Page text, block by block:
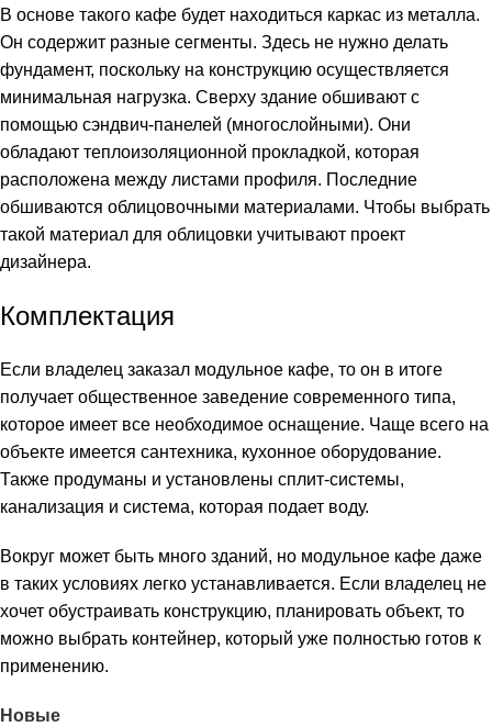
В основе такого кафе будет находиться каркас из металла.
Он содержит разные сегменты. Здесь не нужно делать
фундамент, поскольку на конструкцию осуществляется
минимальная нагрузка. Сверху здание обшивают с
помощью сэндвич-панелей (многослойными). Они
обладают теплоизоляционной прокладкой, которая
расположена между листами профиля. Последние
обшиваются облицовочными материалами. Чтобы выбрать
такой материал для облицовки учитывают проект
дизайнера.
Комплектация
Если владелец заказал модульное кафе, то он в итоге
получает общественное заведение современного типа,
которое имеет все необходимое оснащение. Чаще всего на
объекте имеется сантехника, кухонное оборудование.
Также продуманы и установлены сплит-системы,
канализация и система, которая подает воду.
Вокруг может быть много зданий, но модульное кафе даже
в таких условиях легко устанавливается. Если владелец не
хочет обустраивать конструкцию, планировать объект, то
можно выбрать контейнер, который уже полностью готов к
применению.
Новые